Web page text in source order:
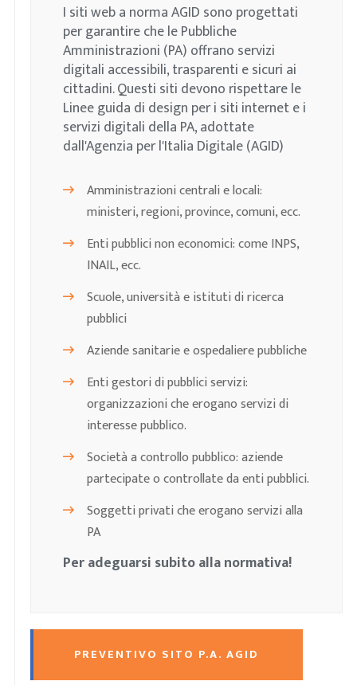
I siti web a norma AGID sono progettati
per garantire che le Pubbliche
Amministrazioni (PA) offrano servizi
digitali accessibili, trasparenti e sicuri ai
cittadini. Questi siti devono rispettare le
Linee guida di design per i siti internet e i
servizi digitali della PA, adottate
dall'Agenzia per l'Italia Digitale (AGID)
Amministrazioni centrali e locali:
ministeri, regioni, province, comuni, ecc.
Enti pubblici non economici: come INPS,
INAIL, ecc.
Scuole, università e istituti di ricerca
pubblici
Aziende sanitarie e ospedaliere pubbliche
Enti gestori di pubblici servizi:
organizzazioni che erogano servizi di
interesse pubblico.
Società a controllo pubblico: aziende
partecipate o controllate da enti pubblici.
Soggetti privati che erogano servizi alla
PA
Per adeguarsi subito alla normativa!
PREVENTIVO SITO P.A. AGID